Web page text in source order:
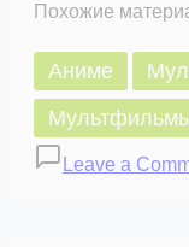
Похожие
Аниме
Leave a